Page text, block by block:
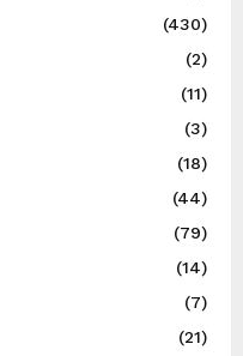
(430)
(2)
(11)
(3)
(18)
(44)
(79)
(14)
(7)
(21)